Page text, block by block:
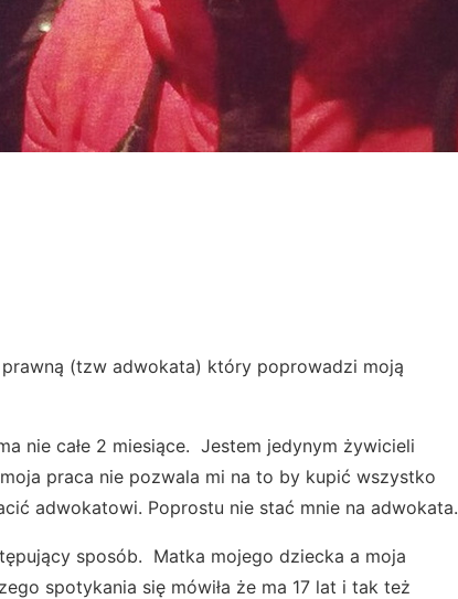
(tzw adwokata) który poprowadzi moją
nie całe 2 miesiące. Jestem jedynym żywicieli
praca nie pozwala mi na to by kupić wszystko
adwokatowi. Poprostu nie stać mnie na adwokata.
sposób. Matka mojego dziecka a moja
spotykania się mówiła że ma 17 lat i tak też